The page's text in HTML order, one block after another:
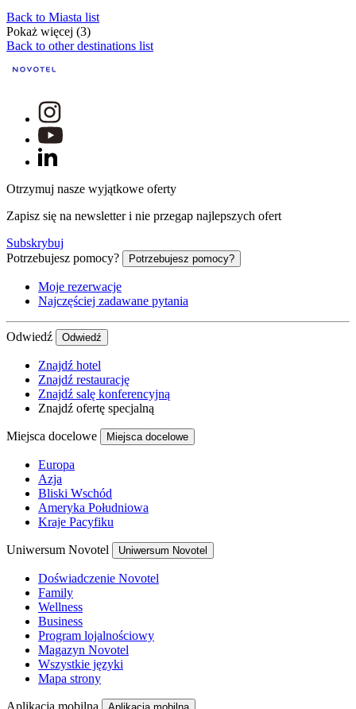
Back to Miasta list
Pokaż więcej (3)
Back to other destinations list
Otrzymuj nasze wyjątkowe oferty
Zapisz się na newsletter i nie przegap najlepszych ofert
Subskrybuj
Potrzebujesz pomocy?
Potrzebujesz pomocy?
Moje rezerwacje
Najczęściej zadawane pytania
Odwiedź Odwiedź
Znajdź hotel
Znajdź restaurację
Znajdź salę konferencyjną
Znajdź ofertę specjalną
Miejsca docelowe Miejsca docelowe
Europa
Azja
Bliski Wschód
Ameryka Południowa
Kraje Pacyfiku
Uniwersum Novotel Uniwersum Novotel
Doświadczenie Novotel
Family
Wellness
Business
Program lojalnościowy
Magazyn Novotel
Wszystkie języki
Mapa strony